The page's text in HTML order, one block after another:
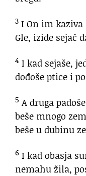
3 I On im kaziva
Gle, iziđe sejač
4 I kad sejaše,
dođoše ptice i
5 A druga
beše mnogo
beše u dubinu
6 I kad obasja
nemahu žila,